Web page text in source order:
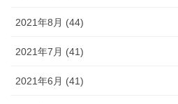
2021年8月 (44)
2021年7月 (41)
2021年6月 (41)